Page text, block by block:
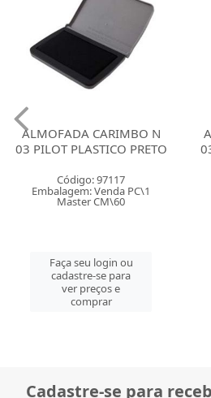
ALMOFADA CARIMBO N
03 PILOT PLASTICO PRETO
Código: 97117
Embalagem: Venda PC\1
Master CM\60
Faça seu login ou
cadastre-se para
ver preços e
comprar
Cadastre-se para